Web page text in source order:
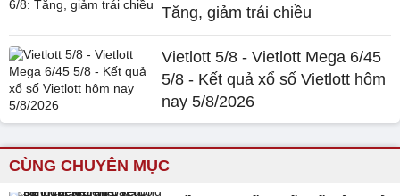
Tăng, giảm trái chiều
Vietlott 5/8 - Vietlott Mega 6/45
5/8 - Kết quả xổ số Vietlott hôm
nay 5/8/2026
CÙNG CHUYÊN MỤC